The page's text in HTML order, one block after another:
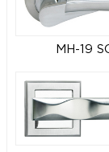
MH-19